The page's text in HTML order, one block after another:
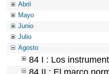
Abril
Mayo
Junio
Julio
Agosto
84 I : Los
84 II : El marco